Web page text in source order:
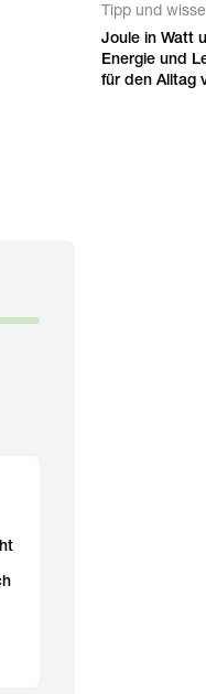
Tipp und
Joule in Watt
Energie und
für den Alltag